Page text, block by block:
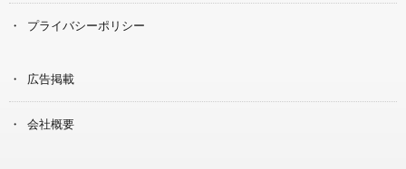
プライバシーポリシー
広告掲載
会社概要